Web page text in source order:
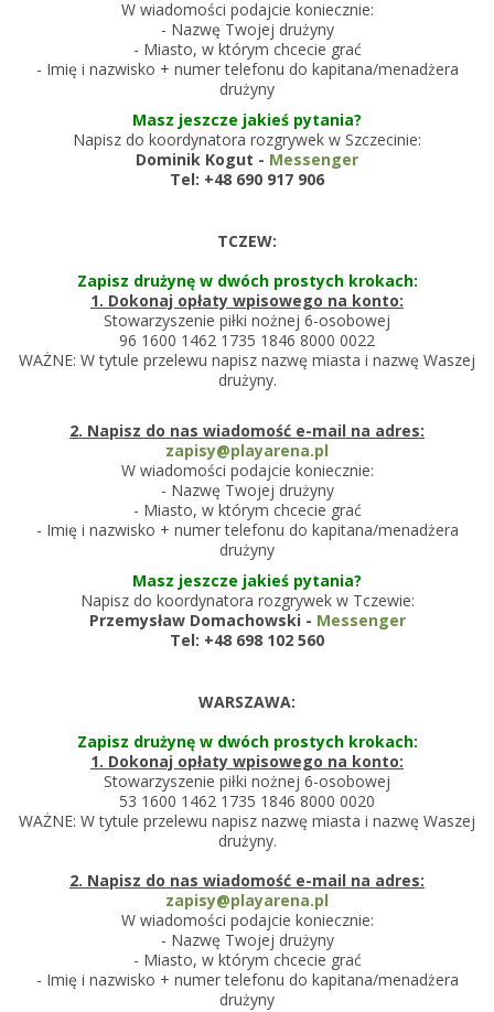
W wiadomości podajcie koniecznie:
- Nazwę Twojej drużyny
- Miasto, w którym chcecie grać
- Imię i nazwisko + numer telefonu do kapitana/menadżera
drużyny
Masz jeszcze jakieś pytania?
Napisz do koordynatora rozgrywek w Szczecinie:
Dominik Kogut - Messenger
Tel: +48 690 917 906
TCZEW:
Zapisz drużynę w dwóch prostych krokach:
1. Dokonaj opłaty wpisowego na konto:
Stowarzyszenie piłki nożnej 6-osobowej
96 1600 1462 1735 1846 8000 0022
WAŻNE: W tytule przelewu napisz nazwę miasta i nazwę Waszej
drużyny.
2. Napisz do nas wiadomość e-mail na adres:
zapisy@playarena.pl
W wiadomości podajcie koniecznie:
- Nazwę Twojej drużyny
- Miasto, w którym chcecie grać
- Imię i nazwisko + numer telefonu do kapitana/menadżera
drużyny
Masz jeszcze jakieś pytania?
Napisz do koordynatora rozgrywek w Tczewie:
Przemysław Domachowski - Messenger
Tel: +48 698 102 560
WARSZAWA:
Zapisz drużynę w dwóch prostych krokach:
1. Dokonaj opłaty wpisowego na konto:
Stowarzyszenie piłki nożnej 6-osobowej
53 1600 1462 1735 1846 8000 0020
WAŻNE: W tytule przelewu napisz nazwę miasta i nazwę Waszej
drużyny.
2. Napisz do nas wiadomość e-mail na adres:
zapisy@playarena.pl
W wiadomości podajcie koniecznie:
- Nazwę Twojej drużyny
- Miasto, w którym chcecie grać
- Imię i nazwisko + numer telefonu do kapitana/menadżera
drużyny